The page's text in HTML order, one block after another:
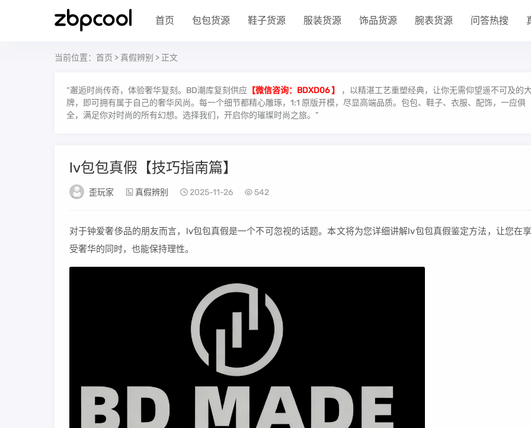
首页 包包货源 鞋子货源 服装货源 饰品货源 腕表货源 问答热搜
当前位置： 首页 > 真假辨别 > 正文
“邂逅时尚传奇，体验奢华复刻。BD潮库复刻供应 【微信咨询：BDXD06 】
，以精湛工艺重塑经典，让你无需仰望遥不可及的
牌，即可拥有属于自己的奢华风尚。每一个细节都精心雕琢，1:1 原版开模，尽显高端品质。包包、鞋子、衣服、配饰，一应俱
全，满足你对时尚的所有幻想。选择我们，开启你的璀璨时尚之旅。”
lv包包真假【技巧指南篇】
歪玩家 真假辨别 2025-11-26 542
对于钟爱奢侈品的朋友而言，lv包包真假是一个不可忽视的话题。本文将为您详细讲解lv包包真假鉴定方法，让您在享
受奢华的同时，也能保持理性。